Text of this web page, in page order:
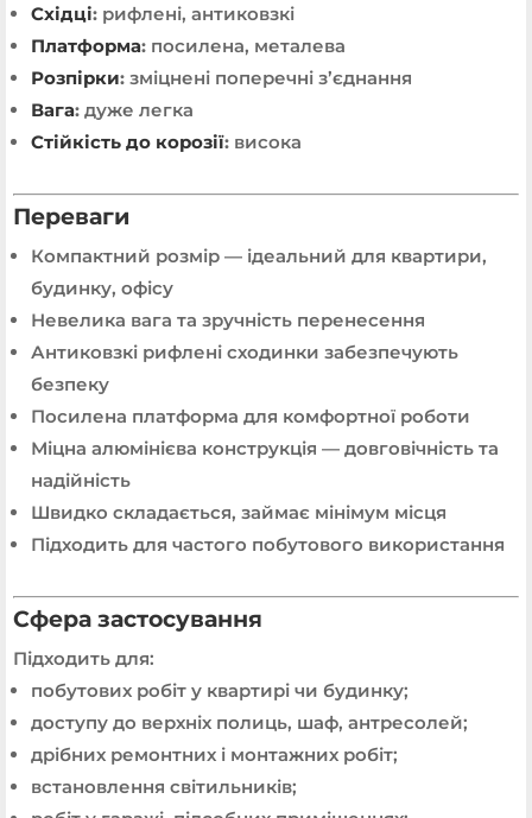
Східці: рифлені, антиковзкі
Платформа: посилена, металева
Розпірки: зміцнені поперечні з’єднання
Вага: дуже легка
Стійкість до корозії: висока
Переваги
Компактний розмір — ідеальний для квартири,
будинку, офісу
Невелика вага та зручність перенесення
Антиковзкі рифлені сходинки забезпечують
безпеку
Посилена платформа для комфортної роботи
Міцна алюмінієва конструкція — довговічність та
надійність
Швидко складається, займає мінімум місця
Підходить для частого побутового використання
Сфера застосування
Підходить для:
побутових робіт у квартирі чи будинку;
доступу до верхніх полиць, шаф, антресолей;
дрібних ремонтних і монтажних робіт;
встановлення світильників;